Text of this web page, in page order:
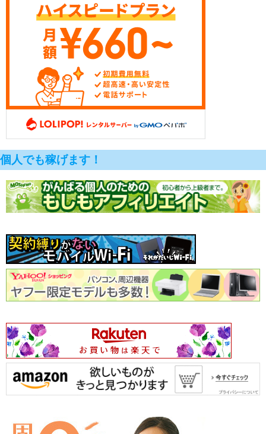
個人でも稼げます！